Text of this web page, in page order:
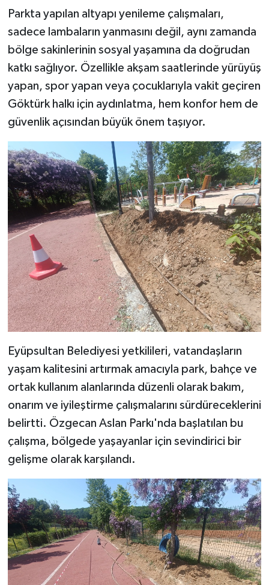
Parkta yapılan altyapı yenileme çalışmaları,
sadece lambaların yanmasını değil, aynı zamanda
bölge sakinlerinin sosyal yaşamına da doğrudan
katkı sağlıyor. Özellikle akşam saatlerinde yürüyüş
yapan, spor yapan veya çocuklarıyla vakit geçiren
Göktürk halkı için aydınlatma, hem konfor hem de
güvenlik açısından büyük önem taşıyor.
Eyüpsultan Belediyesi yetkilileri, vatandaşların
yaşam kalitesini artırmak amacıyla park, bahçe ve
ortak kullanım alanlarında düzenli olarak bakım,
onarım ve iyileştirme çalışmalarını sürdüreceklerini
belirtti. Özgecan Aslan Parkı'nda başlatılan bu
çalışma, bölgede yaşayanlar için sevindirici bir
gelişme olarak karşılandı.